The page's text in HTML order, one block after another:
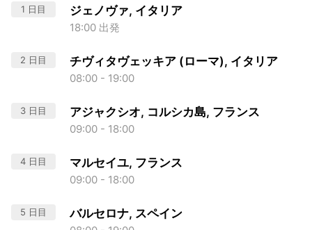
1 日目 ジェノヴァ, イタリア
18:00 出発
2 日目 チヴィタヴェッキア (ローマ), イタリア
08:00 - 19:00
3 日目 アジャクシオ, コルシカ島, フランス
09:00 - 18:00
4 日目 マルセイユ, フランス
09:00 - 18:00
5 日目 バルセロナ, スペイン